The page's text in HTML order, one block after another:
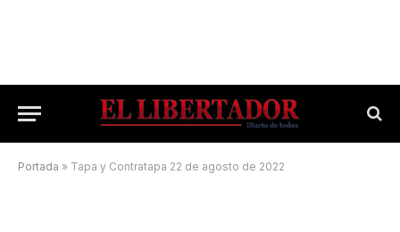
Portada » Tapa y Contratapa 22 de agosto de 2022